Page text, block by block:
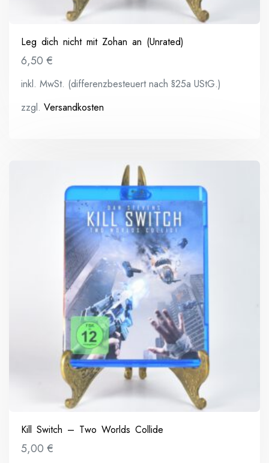
Leg dich nicht mit Zohan an (Unrated)
6,50 €
inkl. MwSt. (differenzbesteuert nach §25a UStG.)
zzgl. Versandkosten
Kill Switch – Two Worlds Collide
5,00 €